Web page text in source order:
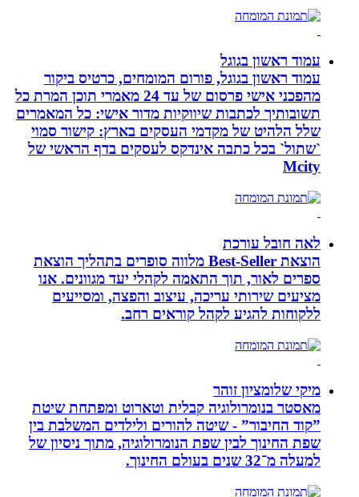
עמוד ראשון בגוגל
עמוד ראשון בגוגל, פורום המומחים, כרטיס ביקור
מהפכני אישי פרסום של עד 24 מאמרי תוכן המרת כל
תשובותיך לכתבות שיווקיות מדור אישי: כל המאמרים
שלל הלהיט של מקדמי העסקים בארץ: קישור סמוי
`שתול` בכל כתבה אינדקס לעסקים בדף הראשי של
Mcity
לאה חובל עורכת
הוצאת Best-Seller מלווה סופרים בתהליך הוצאת
ספרים לאור, תוך התאמה לקהלי יעד מגוונים. אנו
מציעים שירותי עריכה, עיצוב והפצה, ומסייעים
ללקוחות להגיע לקהל קוראים רחב.
מיקי שלומציון זוהר
מאסטר בנומרולוגיה קבלית וטארוט ומפתחת שיטת
”קוד החיבור” - שיטה להורים ולילדים המשלבת בין
שפת החינוך לבין שפת הנומרולוגיה, מתוך ניסיון של
למעלה מ־32 שנים בעולם החינוך.